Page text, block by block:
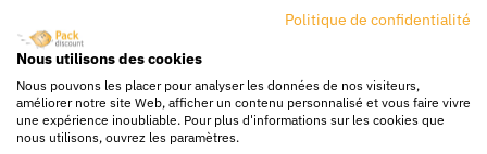
Fermeture
adhésive pour une utilisation rapide et
sécurisée.
Économiques :Pack de 100, parfait
pour les professionnels ou les
Politique de confidentialité
Nous utilisons des cookies
Nous pouvons les placer pour analyser les données de nos visiteurs,
améliorer notre site Web, afficher un contenu personnalisé et vous faire vivre
une expérience inoubliable. Pour plus d'informations sur les cookies que
nous utilisons, ouvrez les paramètres.